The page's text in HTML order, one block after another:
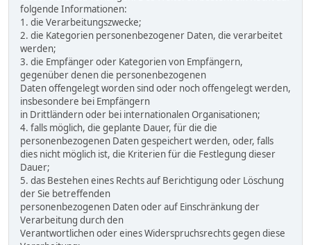
folgende Informationen:
1. die Verarbeitungszwecke;
2. die Kategorien personenbezogener Daten, die verarbeitet
werden;
3. die Empfänger oder Kategorien von Empfängern,
gegenüber denen die personenbezogenen
Daten offengelegt worden sind oder noch offengelegt werden,
insbesondere bei Empfängern
in Drittländern oder bei internationalen Organisationen;
4. falls möglich, die geplante Dauer, für die die
personenbezogenen Daten gespeichert werden, oder, falls
dies nicht möglich ist, die Kriterien für die Festlegung dieser
Dauer;
5. das Bestehen eines Rechts auf Berichtigung oder Löschung
der Sie betreffenden
personenbezogenen Daten oder auf Einschränkung der
Verarbeitung durch den
Verantwortlichen oder eines Widerspruchsrechts gegen diese